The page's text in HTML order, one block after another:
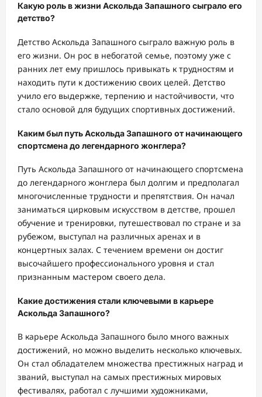
Какую роль в жизни Аскольда Запашного сыграло его
детство?
Детство Аскольда Запашного сыграло важную роль в
его жизни. Он рос в небогатой семье, поэтому уже с
ранних лет ему пришлось привыкать к трудностям и
находить пути к достижению своих целей. Детство
учило его выдержке, терпению и настойчивости, что
стало основой для будущих спортивных достижений.
Каким был путь Аскольда Запашного от начинающего
спортсмена до легендарного жонглера?
Путь Аскольда Запашного от начинающего спортсмена
до легендарного жонглера был долгим и предполагал
многочисленные трудности и препятствия. Он начал
заниматься цирковым искусством в детстве, прошел
обучение и тренировки, путешествовал по стране и за
рубежом, выступал на различных аренах и в
концертных залах. С течением времени он достиг
высочайшего профессионального уровня и стал
признанным мастером своего дела.
Какие достижения стали ключевыми в карьере
Аскольда Запашного?
В карьере Аскольда Запашного было много важных
достижений, но можно выделить несколько ключевых.
Он стал обладателем множества престижных наград и
званий, выступал на самых престижных мировых
фестивалях, работал с лучшими художниками,